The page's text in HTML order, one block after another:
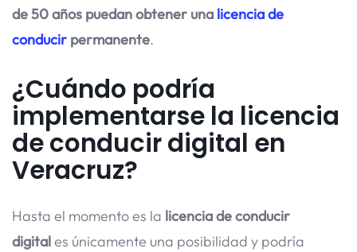
de 50 años puedan obtener una licencia de
conducir permanente.
¿Cuándo podría
implementarse la licencia
de conducir digital en
Veracruz?
Hasta el momento es la licencia de conducir
digitales únicamente una posibilidad y podría